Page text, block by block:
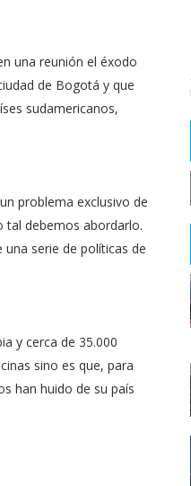
una reunión el éxodo
de Bogotá y que
sudamericanos,
problema exclusivo de
tal debemos abordarlo.
serie de políticas de
y cerca de 35.000
sino es que, para
han huido de su país